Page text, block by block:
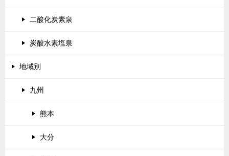
二酸化炭素泉
炭酸水素塩泉
地域別
九州
熊本
大分